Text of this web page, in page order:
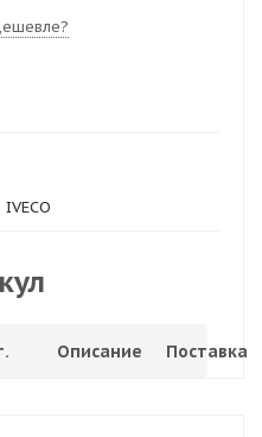
IVECO
Описание Поставка